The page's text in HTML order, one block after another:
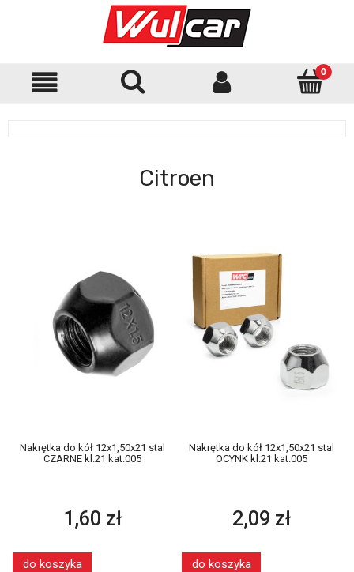
Citroen
Nakrętka do kół 12x1,50x21 stal
CZARNE kl.21 kat.005
1,60 zł
do koszyka
Nakrętka do kół 12x1,50x21 stal
OCYNK kl.21 kat.005
2,09 zł
do koszyka